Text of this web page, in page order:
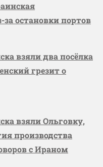
остановки портов
взяли два посёлка
грезит о
взяли Ольговку,
производства
с Ираном